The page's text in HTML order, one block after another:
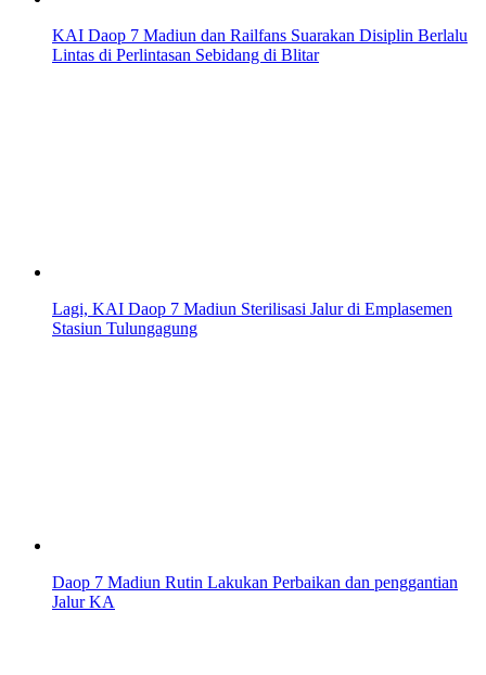
KAI Daop 7 Madiun dan Railfans Suarakan Disiplin Berlalu
Lintas di Perlintasan Sebidang di Blitar
Lagi, KAI Daop 7 Madiun Sterilisasi Jalur di Emplasemen
Stasiun Tulungagung
Daop 7 Madiun Rutin Lakukan Perbaikan dan penggantian
Jalur KA